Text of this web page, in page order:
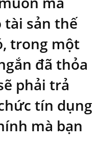
tài sản thế
trong một
đã thỏa
phải trả
tín dụng
mà bạn